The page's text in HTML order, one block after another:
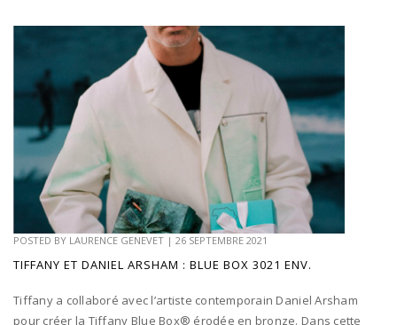
POSTED BY LAURENCE GENEVET | 26 SEPTEMBRE 2021
TIFFANY ET DANIEL ARSHAM : BLUE BOX 3021 ENV.
Tiffany a collaboré avec l’artiste contemporain Daniel Arsham
pour créer la Tiffany Blue Box® érodée en bronze. Dans cette